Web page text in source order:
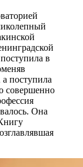
в
поступила
совершенно
Она